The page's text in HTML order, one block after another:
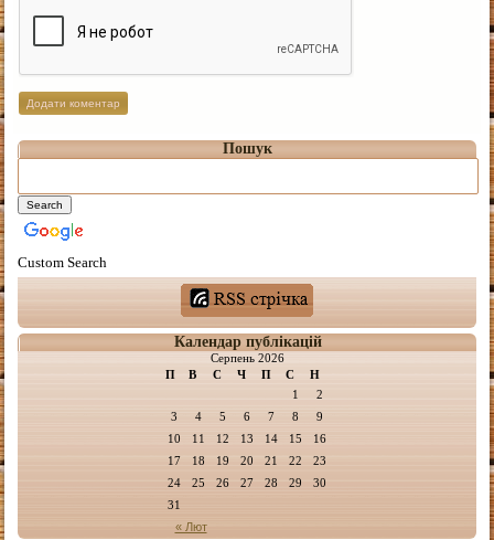
Пошук
Custom Search
Календар публікацій
Серпень 2026
П
В С Ч П С Н
« Лют
1
2
3
4 5 6 7 8
9
10
11 12 13 14 15
16
17
18 19 20 21 22
23
24
25 26 27 28 29
30
31